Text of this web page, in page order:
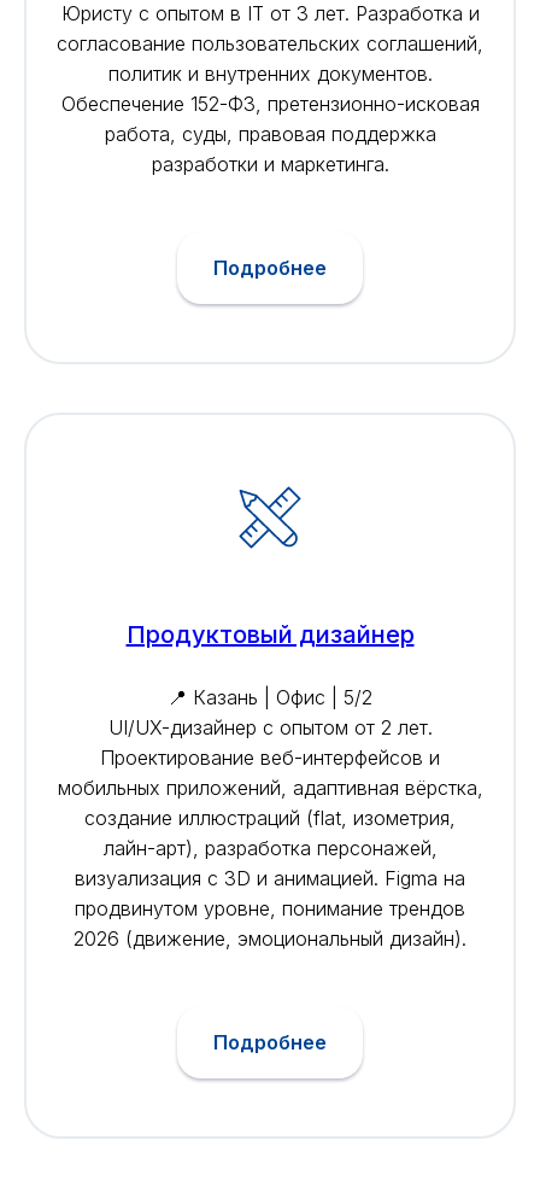
Юристу с опытом в IT от 3 лет. Разработка и
согласование пользовательских соглашений,
политик и внутренних документов.
Обеспечение 152-ФЗ, претензионно-исковая
работа, суды, правовая поддержка
разработки и маркетинга.
Подробнее
Продуктовый дизайнер
📍 Казань | Офис | 5/2
UI/UX-дизайнер с опытом от 2 лет.
Проектирование веб-интерфейсов и
мобильных приложений, адаптивная вёрстка,
создание иллюстраций (flat, изометрия,
лайн-арт), разработка персонажей,
визуализация с 3D и анимацией. Figma на
продвинутом уровне, понимание трендов
2026 (движение, эмоциональный дизайн).
Подробнее